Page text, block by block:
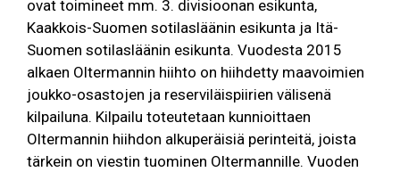
ovat toimineet mm. 3. divisioonan esikunta,
Kaakkois-Suomen sotilasläänin esikunta ja Itä-
Suomen sotilasläänin esikunta. Vuodesta 2015
alkaen Oltermannin hiihto on hiihdetty maavoimien
joukko-osastojen ja reserviläispiirien välisenä
kilpailuna. Kilpailu toteutetaan kunnioittaen
Oltermannin hiihdon alkuperäisiä perinteitä, joista
tärkein on viestin tuominen Oltermannille. Vuoden